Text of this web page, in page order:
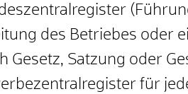
des Betriebes oder
Gesetz, Satzung oder
für